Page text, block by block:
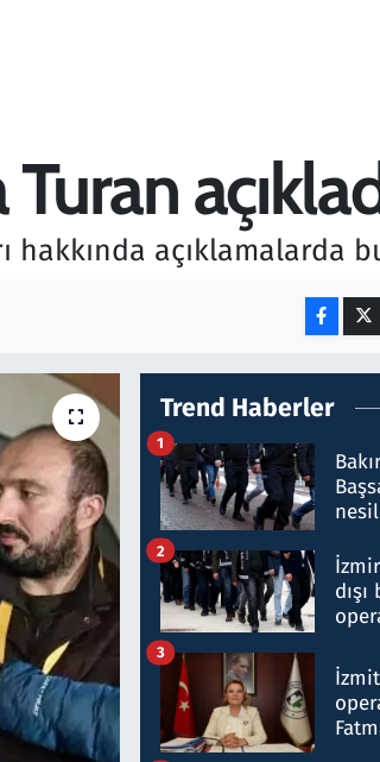
hakkında açıklamalarda
Trend Haberler
1
2
3